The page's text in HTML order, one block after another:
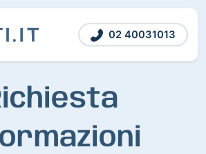
02 40031013